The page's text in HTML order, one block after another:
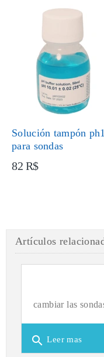
Solución tampón
para sondas
82 R$
Artículos
cambiar las
search Leer mas